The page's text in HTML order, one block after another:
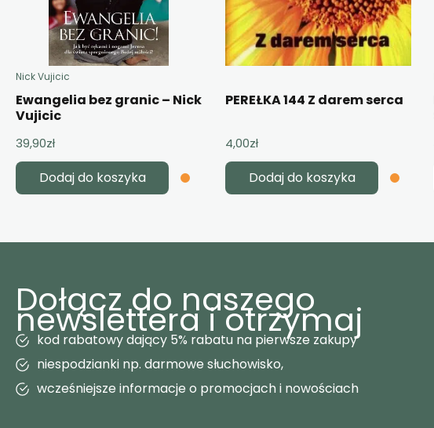
Nick Vujicic
Ewangelia bez granic – Nick
Vujicic
39,90zł
Dodaj do koszyka
PEREŁKA 144 Z darem serca
4,00zł
Dodaj do koszyka
Dołącz do naszego
newslettera i otrzymaj
kod rabatowy dający 5% rabatu na pierwsze zakupy
niespodzianki np. darmowe słuchowisko,
wcześniejsze informacje o promocjach i nowościach